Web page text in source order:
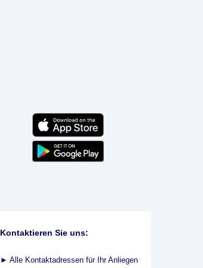
Kontaktieren Sie uns:
► Alle Kontaktadressen für Ihr Anliegen